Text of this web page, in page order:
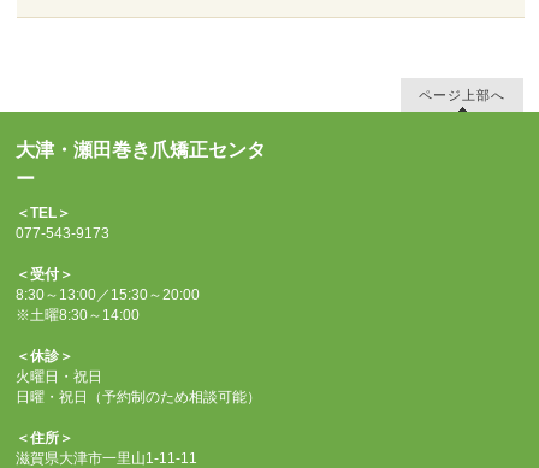
ページ上部へ
大津・瀬田巻き爪矯正センタ
ー
＜TEL＞
077-543-9173
＜受付＞
8:30～13:00／15:30～20:00
※土曜8:30～14:00
＜休診＞
火曜日・祝日
日曜・祝日（予約制のため相談可能）
＜住所＞
滋賀県大津市一里山1-11-11